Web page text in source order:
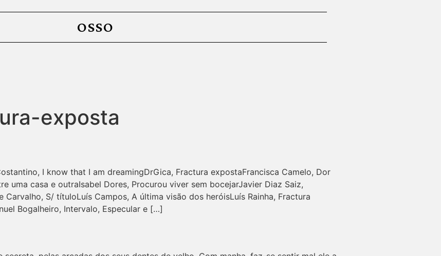
OSSO
exposta
I know that I am dreamingDrGica, Fractura expostaFrancisca Camelo, Dor
uma casa e outraIsabel Dores, Procurou viver sem bocejarJavier Diaz Saiz,
S/ títuloLuís Campos, A última visão dos heróisLuís Rainha, Fractura
Bogalheiro, Intervalo, Especular e […]